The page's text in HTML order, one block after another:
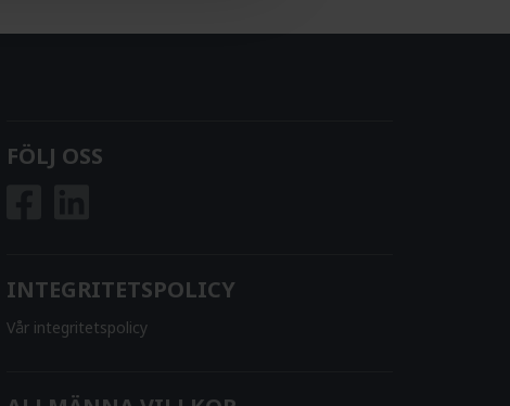
FÖLJ OSS
INTEGRITETSPOLICY
Vår integritetspolicy